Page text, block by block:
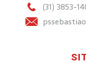
(31) 3853-